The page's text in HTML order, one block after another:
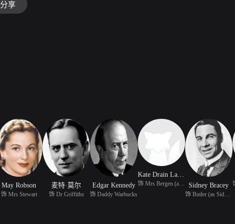
分享
May Robson
饰 Mrs Stewart
麦特·莫尔
饰 Dr Griffiths
Edgar Kennedy
饰 Daddy Warbucks
Kate Drain Lawson
饰 Mrs Bergen (as Kate Sidney Bracey